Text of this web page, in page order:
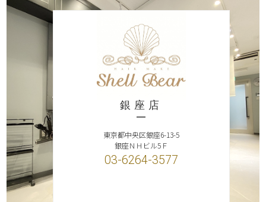
銀座店
東京都中央区銀座6-13-5
銀座ＮＨビル5Ｆ
03-6264-3577